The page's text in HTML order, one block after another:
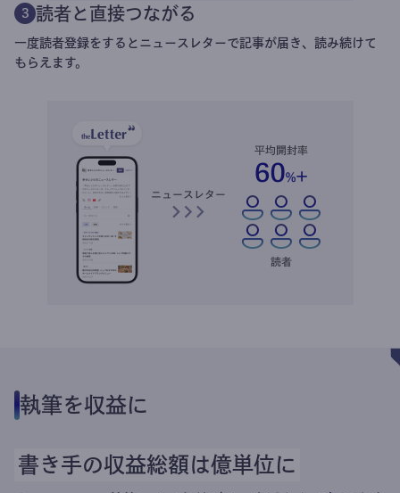
3 読者と直接つながる
一度読者登録をするとニュースレターで記事が届き、読み続けて
もらえます。
執筆を収益に
書き手の収益総額は億単位に